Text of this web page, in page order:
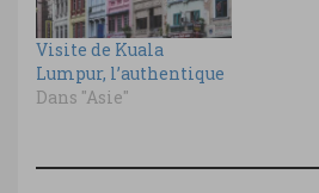
Visite de Kuala
Lumpur, l’authentique
Dans "Asie"